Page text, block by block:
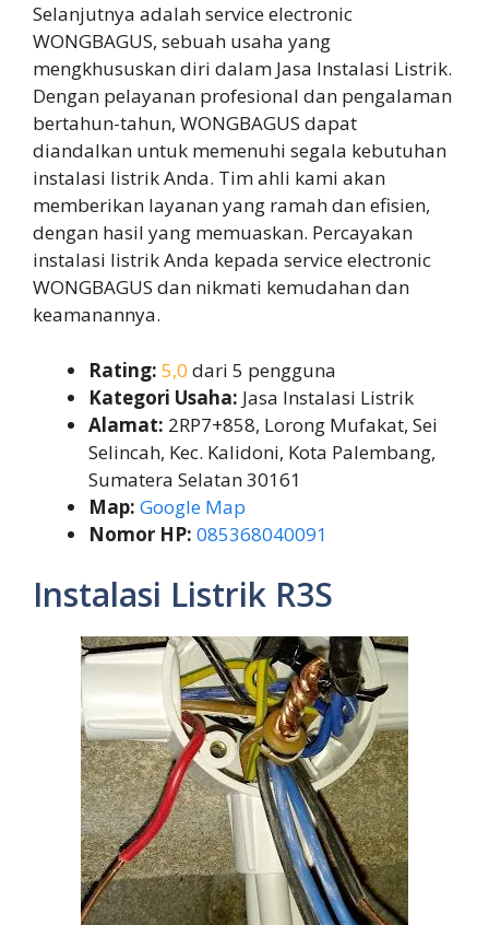
Selanjutnya adalah service electronic
WONGBAGUS, sebuah usaha yang
mengkhususkan diri dalam Jasa Instalasi Listrik.
Dengan pelayanan profesional dan pengalaman
bertahun-tahun, WONGBAGUS dapat
diandalkan untuk memenuhi segala kebutuhan
instalasi listrik Anda. Tim ahli kami akan
memberikan layanan yang ramah dan efisien,
dengan hasil yang memuaskan. Percayakan
instalasi listrik Anda kepada service electronic
WONGBAGUS dan nikmati kemudahan dan
keamanannya.
Rating: 5,0 dari 5 pengguna
Kategori Usaha: Jasa Instalasi Listrik
Alamat: 2RP7+858, Lorong Mufakat, Sei
Selincah, Kec. Kalidoni, Kota Palembang,
Sumatera Selatan 30161
Map: Google Map
Nomor HP: 085368040091
Instalasi Listrik R3S